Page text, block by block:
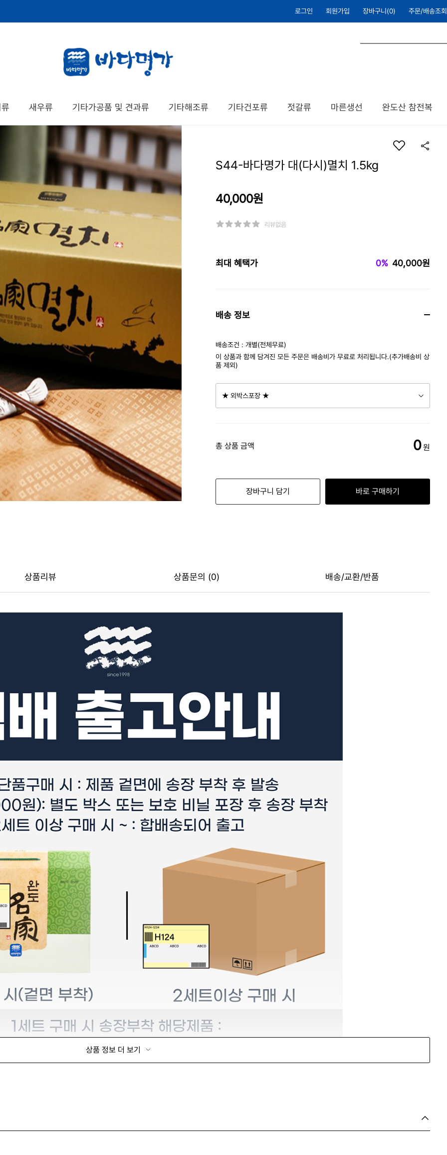
로그인 회원가입 장바구니(0) 주문/배송조회
새우류 기타가공품 및 견과류 기타해조류 기타건포류 젓갈류 마른생선 완도산 참전복
S44-바다명가 대(다시)멸치 1.5kg
40,000원
리뷰없음
최대 혜택가 0% 40,000원
배송 정보
배송조건 : 개별(전체무료)
이 상품과 함께 담겨진 모든 주문은 배송비가 무료로 처리됩니다.(추가배송비 상
품 제외)
총 상품 금액 0원
장바구니 담기 바로 구매하기
상품리뷰 상품문의 (0) 배송/교환/반품
상품 정보 더 보기